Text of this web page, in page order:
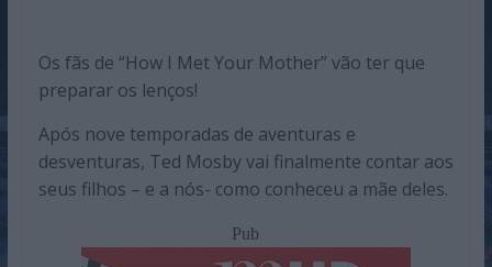
Os fãs de “How I Met Your Mother” vão ter que
preparar os lenços!
Após nove temporadas de aventuras e
desventuras, Ted Mosby vai finalmente contar aos
seus filhos – e a nós- como conheceu a mãe deles.
Pub